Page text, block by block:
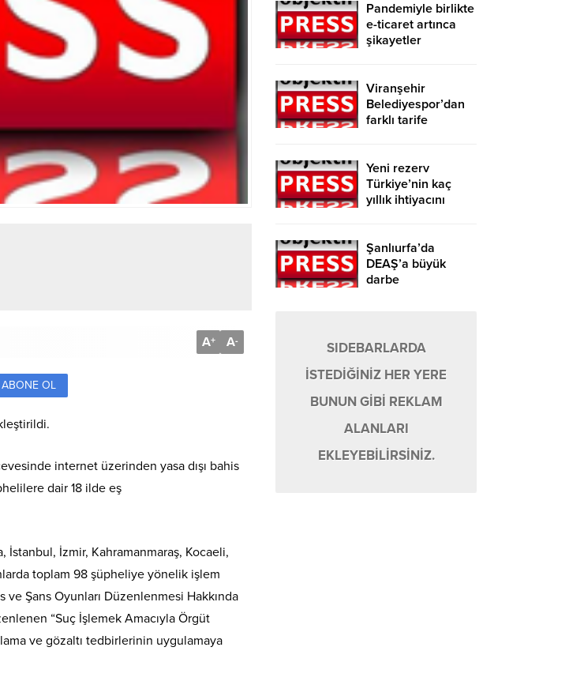
A+ A-
ABONE OL
internet üzerinden yasa dışı bahis
dair 18 ilde eş
İstanbul, İzmir, Kahramanmaraş, Kocaeli,
toplam 98 şüpheliye yönelik işlem
ve Şans Oyunları Düzenlenmesi Hakkında
“Suç İşlemek Amacıyla Örgüt
ve gözaltı tedbirlerinin uygulamaya
Pandemiyle birlikte
e-ticaret artınca
şikayetler
Viranşehir
Belediyespor’dan
farklı tarife
Yeni rezerv
Türkiye’nin kaç
yıllık ihtiyacını
Şanlıurfa’da
DEAŞ’a büyük
darbe
SIDEBARLARDA
İSTEDİĞİNİZ HER YERE
BUNUN GİBİ REKLAM
ALANLARI
EKLEYEBİLİRSİNİZ.